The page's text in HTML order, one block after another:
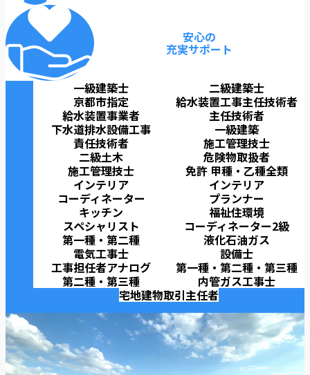
安心の
充実サポート
一級建築士
二級建築士
京都市指定
給水装置事業者
給水装置工事主任技術者
主任技術者
下水道排水設備工事
責任技術者
一級建築
施工管理技士
二級土木
施工管理技士
危険物取扱者
免許 甲種・乙種全類
インテリア
コーディネーター
インテリア
プランナー
キッチン
スペシャリスト
福祉住環境
コーディネーター2級
第一種・第二種
電気工事士
液化石油ガス
設備士
工事担任者アナログ
第二種・第三種
第一種・第二種・第三種
内管ガス工事士
宅地建物取引主任者